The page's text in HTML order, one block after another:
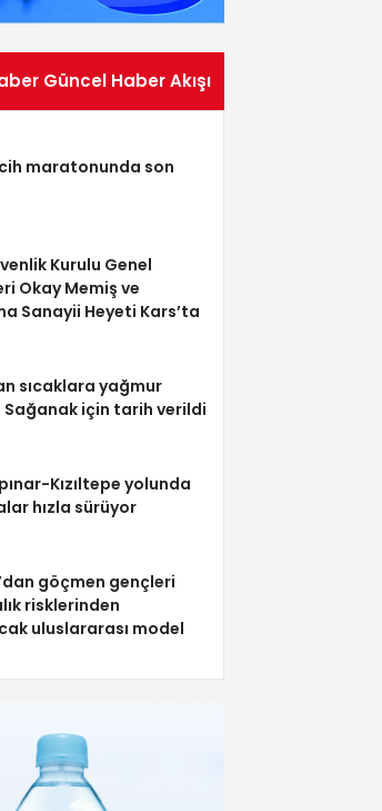
Güncel Haber Akışı
maratonunda son
Kurulu Genel
Okay Memiş ve
Sanayii Heyeti Kars’ta
sıcaklara yağmur
Sağanak için tarih verildi
Kızıltepe yolunda
hızla sürüyor
göçmen gençleri
risklerinden
uluslararası model